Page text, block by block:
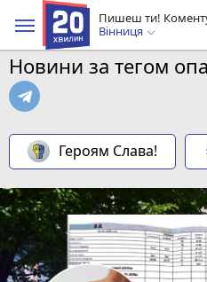
Пишеш ти!
Вінниця
Новини за тегом
Героям Слава!